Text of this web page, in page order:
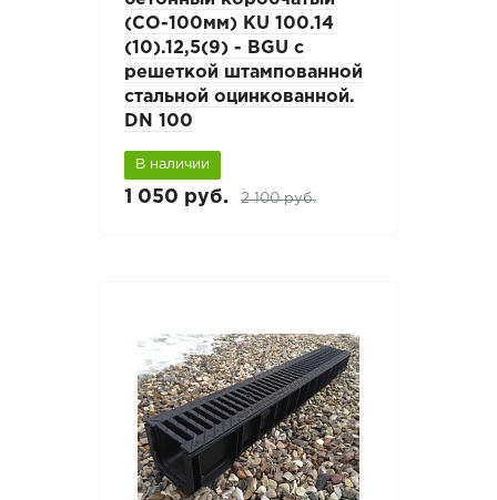
(СО-100мм) КU 100.14
(10).12,5(9) - BGU с
решеткой штампованной
стальной оцинкованной.
DN 100
В наличии
1 050 руб. 2 100 руб.